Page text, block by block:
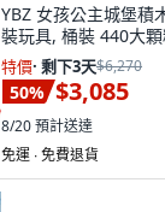
YBZ 女孩公主城堡積
裝玩具, 桶裝 440大
特價· 剩下3天$6,270
50% $3,085
8/20預計送達
免運 ∙ 免費退貨